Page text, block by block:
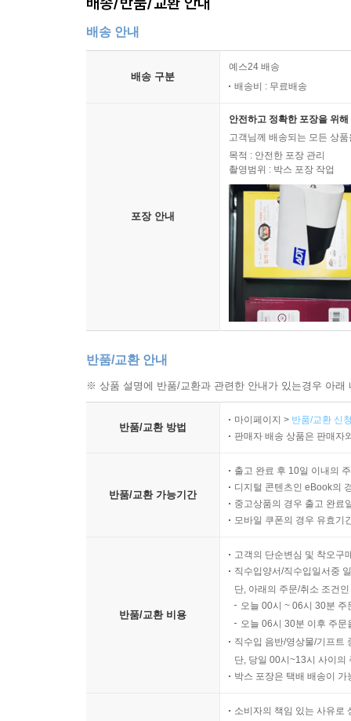
배송 안내
배송 구분
예스24 배송
배송비 : 무료배송
포장 안내
안전하고 정확한 포장을 위
고객님께 배송되는 모든 상
목적 : 안전한 포장 관리
촬영범위 : 박스 포장 작업
반품/교환 안내
※ 상품 설명에 반품/교환과 관련한 안내가 있는경우 아
반품/교환 방법
마이페이지 > 반품/교환 신
판매자 배송 상품은 판매자
반품/교환 가능기간
출고 완료 후 10일 이내의
디지털 콘텐츠인 eBook의
중고상품의 경우 출고 완료
모바일 쿠폰의 경우 유효기
반품/교환 비용
고객의 단순변심 및 착오구
직수입양서/직수입일서중
단, 아래의 주문/취소 조건
오늘 00시 ~ 06시 30분
오늘 06시 30분 이후 주
직수입 음반/영상물/기프트
단, 당일 00시~13시 사이의
박스 포장은 택배 배송이
소비자의 책임 있는 사유로